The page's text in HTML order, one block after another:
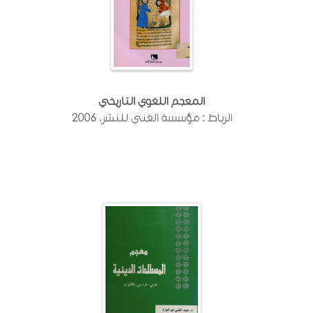
المعجم اللغوي التاريخي
الرباط : مؤسسة الغني للنشر، 2006